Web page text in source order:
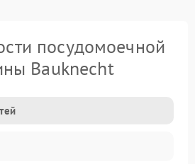
посудомоечной
Bauknecht